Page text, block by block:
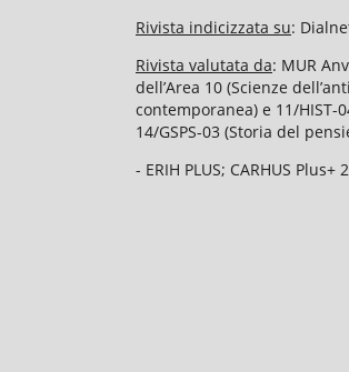
Rivista indicizzata su:
Rivista valutata da: MUR
dell’Area 10 (Scienze
contemporanea) e 11/HIST-
14/GSPS-03 (Storia del
- ERIH PLUS; CARHUS